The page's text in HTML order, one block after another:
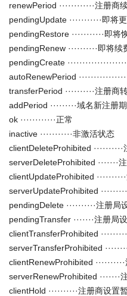
renewPeriod ············注册商
pendingUpdate ···········即将
pendingRestore ···········即将
pendingRenew ··········即将续
pendingCreate
autoRenewPeriod
transferPeriod ··········注册商
addPeriod ·········域名新注册期
ok ············正常
inactive ···········非激活状态
clientDeleteProhibited
serverDeleteProhibited ·······
clientUpdateProhibited
serverUpdateProhibited
pendingDelete ··········注册局
pendingTransfer ·······注册局
clientTransferProhibited
serverTransferProhibited
clientRenewProhibited
serverRenewProhibited
clientHold ··········注册商设置